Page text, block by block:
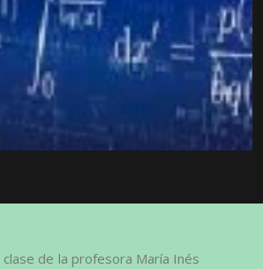
de la profesora María Inés